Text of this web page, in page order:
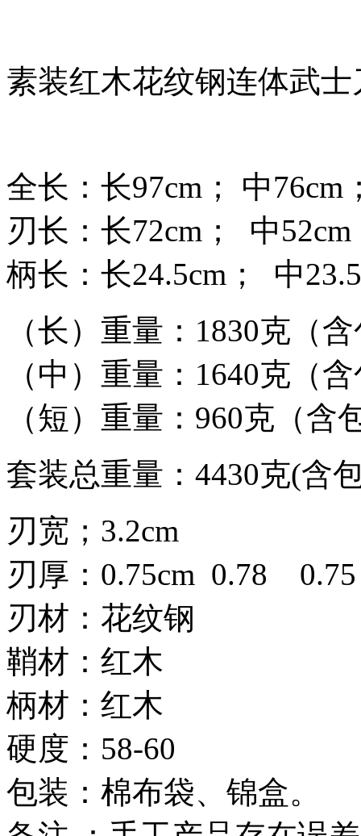
素装红木花纹钢连体武
全长：长97cm； 中76cm
刃长：长72cm； 中52cm
柄长：长24.5cm； 中
（长）重量：1830克（
（中）重量：1640克（
（短）重量：960克（含
套装总重量：4430克(含
刃宽；3.2cm
刃厚：0.75cm 0.78 0.75
刃材：花纹钢
鞘材：红木
柄材：红木
硬度：58-60
包装：棉布袋、锦盒。